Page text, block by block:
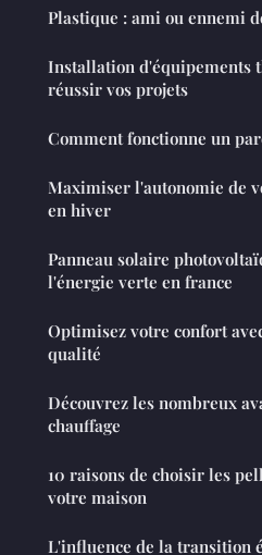
Plastique : ami ou ennemi
Installation d'équipements
réussir vos projets
Comment fonctionne un
Maximiser l'autonomie de
en hiver
Panneau solaire
l'énergie verte en france
Optimisez votre confort
qualité
Découvrez les nombreux
chauffage
10 raisons de choisir les
votre maison
L'influence de la transition